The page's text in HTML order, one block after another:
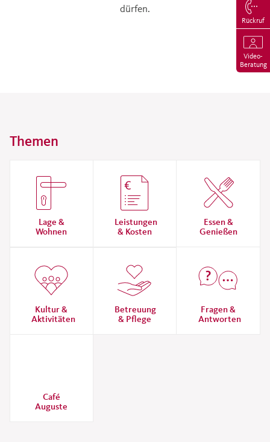
Rückruf
Video-
Beratung
dürfen.
Themen
Lage &
Wohnen
Leistungen
& Kosten
Essen &
Genießen
Kultur &
Aktivitäten
Betreuung
& Pflege
Fragen &
Antworten
Café
Auguste